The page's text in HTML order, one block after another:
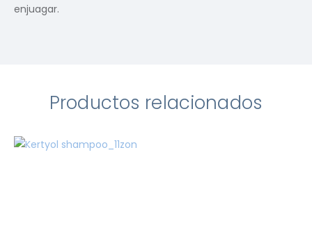
enjuagar.
Productos relacionados